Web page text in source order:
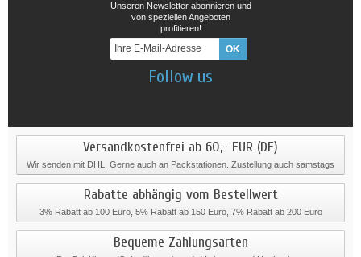
Unseren Newsletter abonnieren und
von speziellen Angeboten
profitieren!
Follow us
Versandkostenfrei ab 60,- EUR (DE)
Wir senden mit DHL. Gerne auch an Packstationen. Zustellung auch samstags
Rabatte abhängig vom Bestellwert
3% Rabatt ab 100 Euro, 5% Rabatt ab 150 Euro, 7% Rabatt ab 200 Euro
Bequeme Zahlungsarten